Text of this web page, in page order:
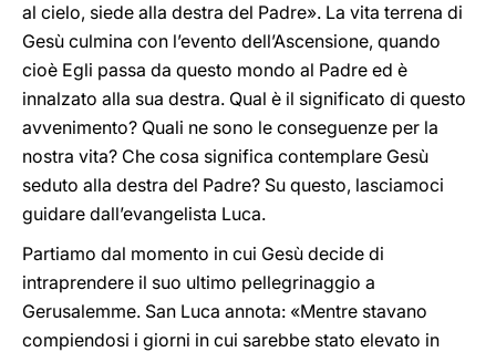
al cielo, siede alla destra del Padre». La vita terrena di
Gesù culmina con l’evento dell’Ascensione, quando
cioè Egli passa da questo mondo al Padre ed è
innalzato alla sua destra. Qual è il significato di questo
avvenimento? Quali ne sono le conseguenze per la
nostra vita? Che cosa significa contemplare Gesù
seduto alla destra del Padre? Su questo, lasciamoci
guidare dall’evangelista Luca.
Partiamo dal momento in cui Gesù decide di
intraprendere il suo ultimo pellegrinaggio a
Gerusalemme. San Luca annota: «Mentre stavano
compiendosi i giorni in cui sarebbe stato elevato in